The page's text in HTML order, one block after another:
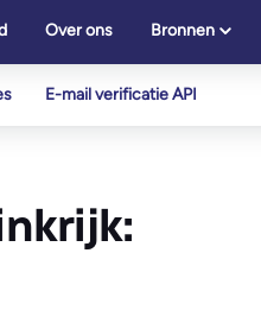
Over ons Bronnen
E-mail verificatie API